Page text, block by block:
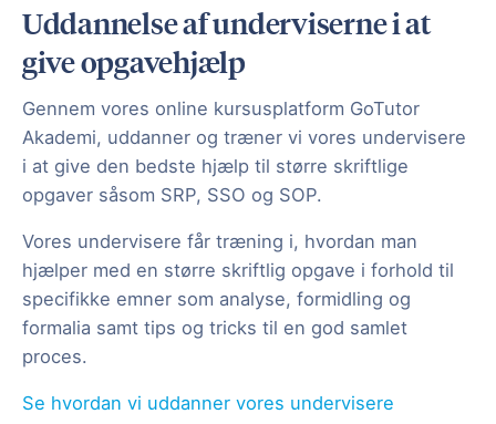
Uddannelse af underviserne i at
give opgavehjælp
Gennem vores online kursusplatform GoTutor
Akademi, uddanner og træner vi vores undervisere
i at give den bedste hjælp til større skriftlige
opgaver såsom SRP, SSO og SOP.
Vores undervisere får træning i, hvordan man
hjælper med en større skriftlig opgave i forhold til
specifikke emner som analyse, formidling og
formalia samt tips og tricks til en god samlet
proces.
Se hvordan vi uddanner vores undervisere